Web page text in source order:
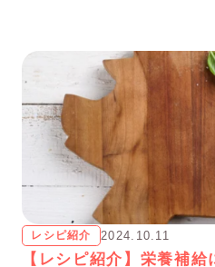
レシピ紹介 2024.10.11
【レシピ紹介】栄養補